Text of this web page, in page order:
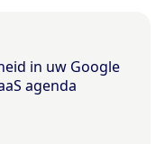
in uw Google
agenda